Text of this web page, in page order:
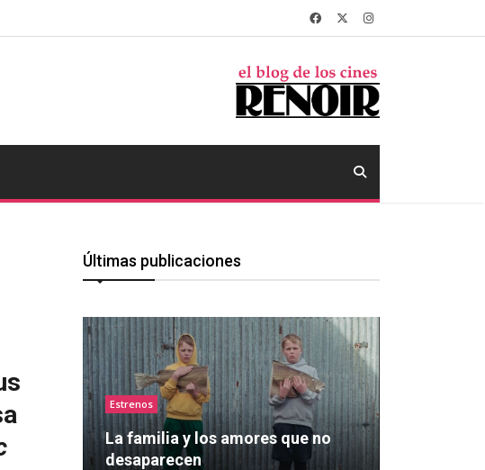
Últimas publicaciones
Estrenos
La familia y los amores que no
desaparecen